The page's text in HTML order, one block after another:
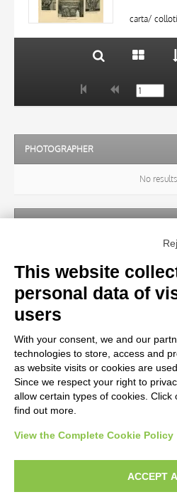
carta/
PHOTOGRAPHER
No results
TITLE
MATERIAL AND TECHNIQUE
CENTURY
diritto d’autore, legge 22 aprile 1941 n.
This website
personal data of
users
With your consent, we and our
technologies to store, access and
as website visits or cookies are
Since we respect your right to
allow certain types of cookies. Click
find out more.
View the Complete Cookie Policy
ACCEPT